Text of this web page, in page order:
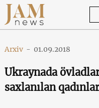
Arxiv - 01.09.2018
Ukraynada
saxlanılan